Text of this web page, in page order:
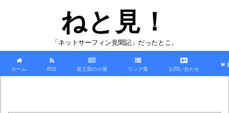
ねと見！
「ネットサーフィン見聞記」だったとこ。
ホーム RSS 甚之助の小屋 リンク集 お問い合わせ
ｗ